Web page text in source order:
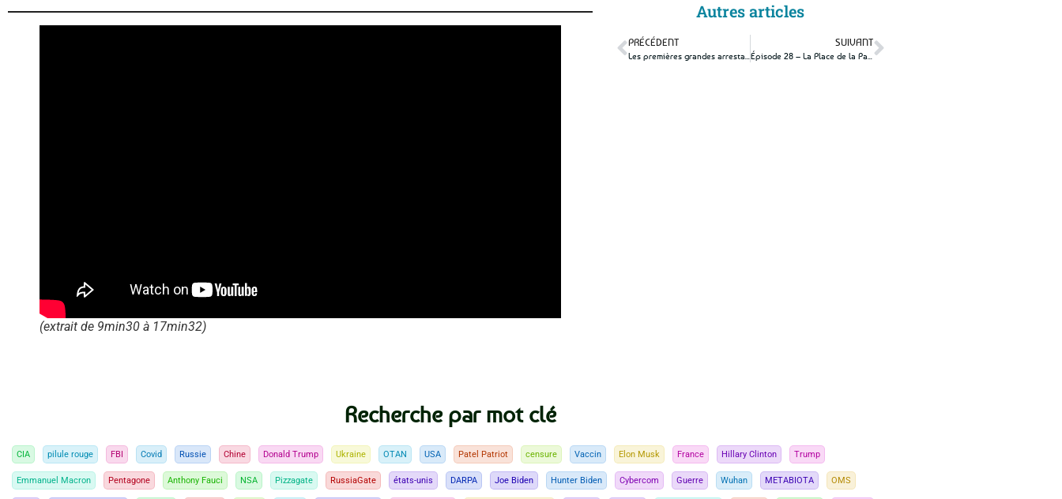
(extrait de 9min30 à 17min32)
Autres articles
PRÉCÉDENT SUIVANT
Recherche par mot clé
CIA pilule rouge FBI Covid Russie Chine Donald Trump Ukraine OTAN USA Patel Patriot censure Vaccin Elon Musk France Hillary Clinton Trump
Emmanuel Macron Pentagone Anthony Fauci NSA Pizzagate RussiaGate états-unis DARPA Joe Biden Hunter Biden Cybercom Guerre Wuhan METABIOTA OMS